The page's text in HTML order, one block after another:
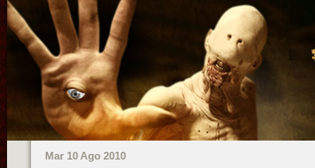
Mar 10 Ago 2010